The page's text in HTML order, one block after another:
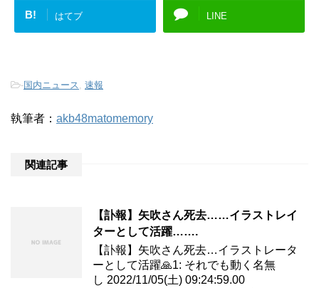
B! はてブ LINE
-国内ニュース, 速報
執筆者： akb48matomemory
関連記事
【訃報】矢吹さん死去……イラストレイ
ターとして活躍…….
【訃報】矢吹さん死去…イラストレータ
ーとして活躍🙏1: それでも動く名無
し 2022/11/05(土) 09:24:59.00